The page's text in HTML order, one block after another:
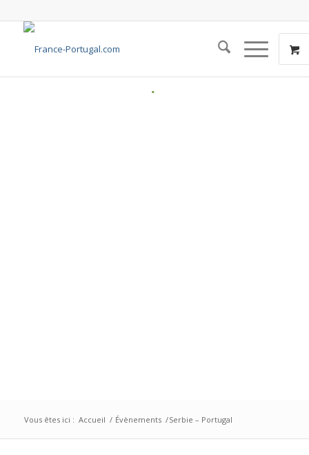
Vous êtes ici : Accueil / Évènements /Serbie – Portugal